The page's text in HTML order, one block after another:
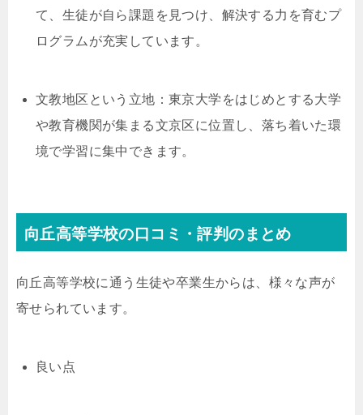
て、生徒が自ら課題を見つけ、解決する力を育むプ
ログラムが充実しています。
文教地区という立地：東京大学をはじめとする大学
や教育機関が集まる文京区に位置し、落ち着いた環
境で学習に集中できます。
向丘高等学校の口コミ・評判のまとめ
向丘高等学校に通う生徒や卒業生からは、様々な声が
寄せられています。
良い点